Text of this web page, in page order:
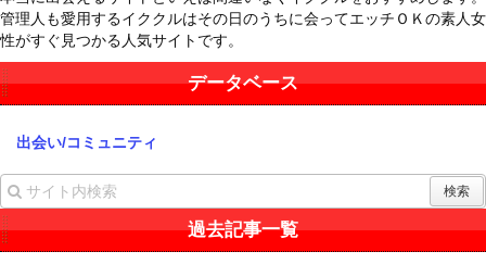
管理人も愛用するイククルはその日のうちに会ってエッチＯＫの素人女
性がすぐ見つかる人気サイトです。
データベース
出会い/コミュニティ
過去記事一覧